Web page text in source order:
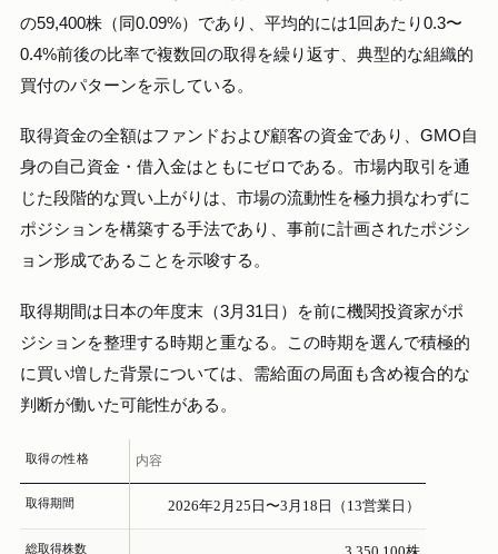
の59,400株（同0.09%）であり、平均的には1回あたり0.3〜
0.4%前後の比率で複数回の取得を繰り返す、典型的な組織的
買付のパターンを示している。
取得資金の全額はファンドおよび顧客の資金であり、GMO自
身の自己資金・借入金はともにゼロである。市場内取引を通
じた段階的な買い上がりは、市場の流動性を極力損なわずに
ポジションを構築する手法であり、事前に計画されたポジシ
ョン形成であることを示唆する。
取得期間は日本の年度末（3月31日）を前に機関投資家がポ
ジションを整理する時期と重なる。この時期を選んで積極的
に買い増した背景については、需給面の局面も含め複合的な
判断が働いた可能性がある。
取得の性格 内容
取得期間 2026年2月25日〜3月18日（13営業日）
総取得株数